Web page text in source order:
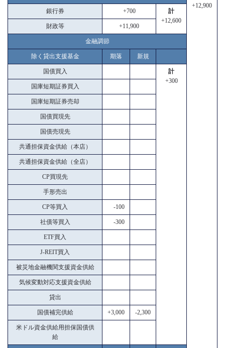
+12,900
銀行券 +700
計
+12,600
財政等 +11,900
金融調節
除く貸出支援基金 期落 新規
国債買入
計
+300
国庫短期証券買入
国庫短期証券売却
国債買現先
国債売現先
共通担保資金供給（本店）
共通担保資金供給（全店）
CP買現先
手形売出
CP等買入 -100
社債等買入 -300
ETF買入
J-REIT買入
被災地金融機関支援資金供給
気候変動対応支援資金供給
貸出
国債補完供給 +3,000 -2,300
米ドル資金供給用担保国債供
給